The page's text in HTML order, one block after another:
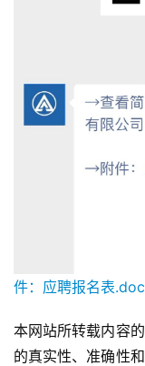
件：应聘报名表
本网站所转载内容
的真实性、准确性